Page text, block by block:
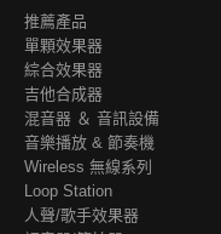
推薦產品
單顆效果器
綜合效果器
吉他合成器
混音器 ＆ 音訊設備
音樂播放 & 節奏機
Wireless 無線系列
Loop Station
人聲/歌手效果器